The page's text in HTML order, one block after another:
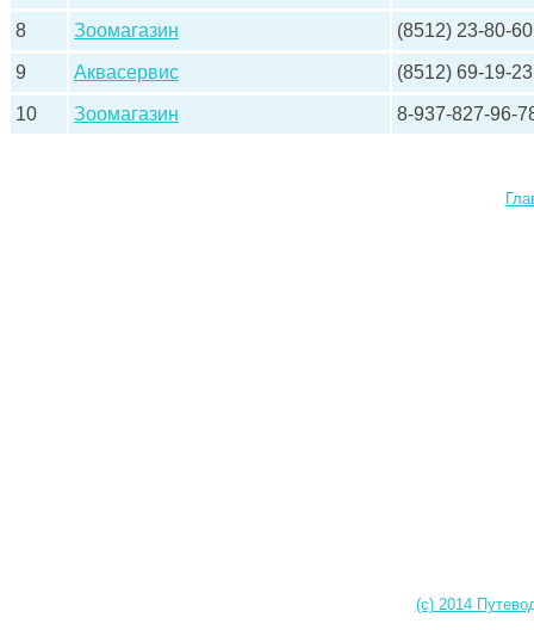
8 Зоомагазин (8512) 23-80-60
9 Аквасервис (8512) 69-19-23
10 Зоомагазин 8-937-827-96-
(c) 2014